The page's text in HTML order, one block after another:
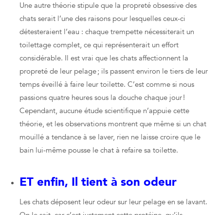
Une autre théorie stipule que la propreté obsessive des
chats serait l’une des raisons pour lesquelles ceux-ci
détesteraient l’eau : chaque trempette nécessiterait un
toilettage complet, ce qui représenterait un effort
considérable. Il est vrai que les chats affectionnent la
propreté de leur pelage ; ils passent environ le tiers de leur
temps éveillé à faire leur toilette. C’est comme si nous
passions quatre heures sous la douche chaque jour !
Cependant, aucune étude scientifique n’appuie cette
théorie, et les observations montrent que même si un chat
mouillé a tendance à se laver, rien ne laisse croire que le
bain lui-même pousse le chat à refaire sa toilette.
ET enfin, Il tient à son odeur
Les chats déposent leur odeur sur leur pelage en se lavant.